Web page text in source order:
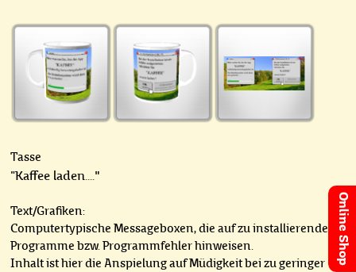
Online Shop
Tasse
"Kaffee laden...."
Text/Grafiken:
Computertypische Messageboxen, die auf zu installierende
Programme bzw. Programmfehler hinweisen.
Inhalt ist hier die Anspielung auf Müdigkeit bei zu geringer